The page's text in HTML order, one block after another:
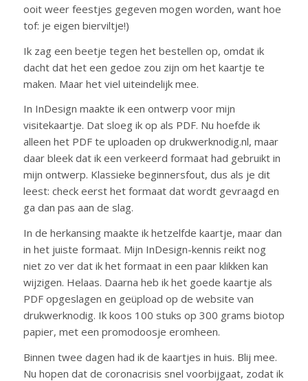
ooit weer feestjes gegeven mogen worden, want hoe
tof: je eigen bierviltje!)
Ik zag een beetje tegen het bestellen op, omdat ik
dacht dat het een gedoe zou zijn om het kaartje te
maken. Maar het viel uiteindelijk mee.
In InDesign maakte ik een ontwerp voor mijn
visitekaartje. Dat sloeg ik op als PDF. Nu hoefde ik
alleen het PDF te uploaden op drukwerknodig.nl, maar
daar bleek dat ik een verkeerd formaat had gebruikt in
mijn ontwerp. Klassieke beginnersfout, dus als je dit
leest: check eerst het formaat dat wordt gevraagd en
ga dan pas aan de slag.
In de herkansing maakte ik hetzelfde kaartje, maar dan
in het juiste formaat. Mijn InDesign-kennis reikt nog
niet zo ver dat ik het formaat in een paar klikken kan
wijzigen. Helaas. Daarna heb ik het goede kaartje als
PDF opgeslagen en geüpload op de website van
drukwerknodig. Ik koos 100 stuks op 300 grams biotop
papier, met een promodoosje eromheen.
Binnen twee dagen had ik de kaartjes in huis. Blij mee.
Nu hopen dat de coronacrisis snel voorbijgaat, zodat ik